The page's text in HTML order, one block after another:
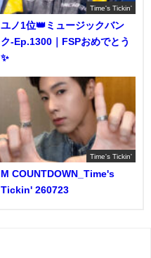
Time's Tickin'
ユノ1位👑ミュージックバン
ク-Ep.1300｜FSPおめでとう
✨️
Time's Tickin'
M COUNTDOWN_Time's
Tickin' 260723